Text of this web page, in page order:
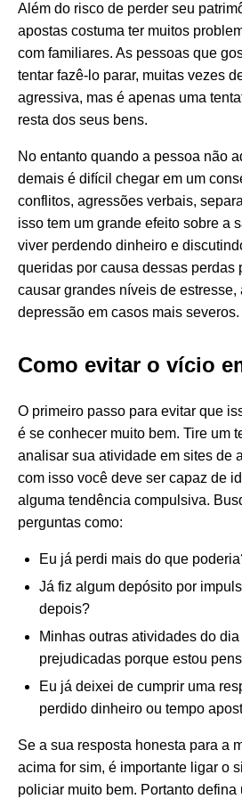
Além do risco de perder seu
apostas costuma ter muitos
com familiares. As pessoas que
tentar fazê-lo parar, muitas vezes
agressiva, mas é apenas uma
resta dos seus bens.
No entanto quando a pessoa não
demais é difícil chegar em um
conflitos, agressões verbais,
isso tem um grande efeito sobre a
viver perdendo dinheiro e
queridas por causa dessas perdas
causar grandes níveis de estresse,
depressão em casos mais severos.
Como evitar o vício
O primeiro passo para evitar que
é se conhecer muito bem. Tire um
analisar sua atividade em sites de
com isso você deve ser capaz de
alguma tendência compulsiva.
perguntas como:
Eu já perdi mais do que
Já fiz algum depósito por
depois?
Minhas outras atividades do
prejudicadas porque estou
Eu já deixei de cumprir uma
perdido dinheiro ou tempo
Se a sua resposta honesta para a
acima for sim, é importante ligar o
policiar muito bem. Portanto